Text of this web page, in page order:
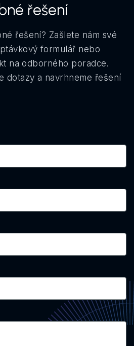
řešení
řešení? Zašlete nám své
formulář nebo
na odborného poradce.
dotazy a navrhneme řešení